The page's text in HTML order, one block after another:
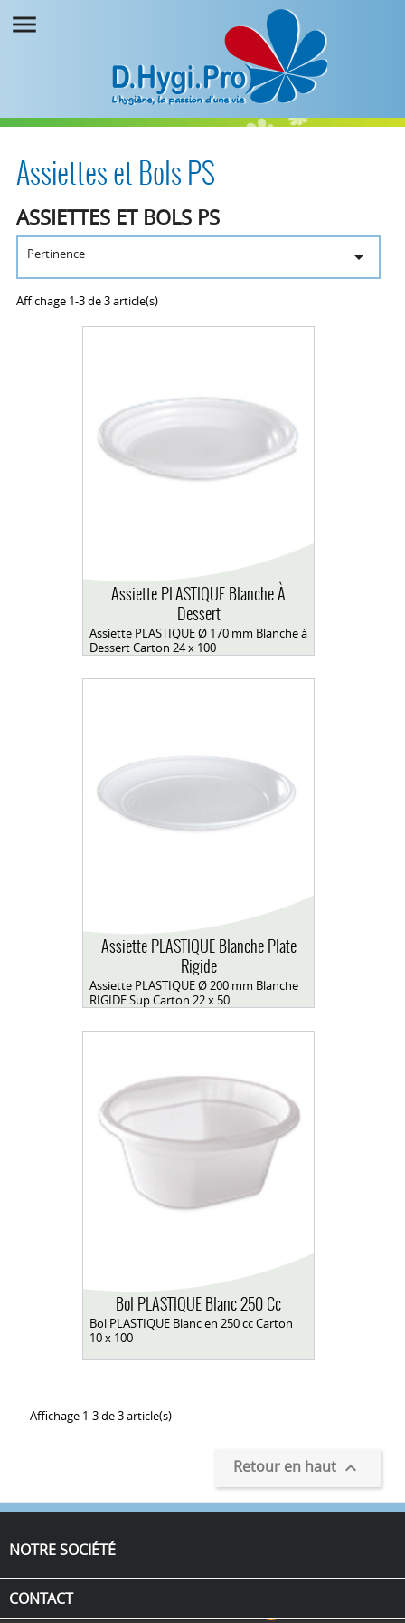

Assiettes et Bols PS
ASSIETTES ET BOLS PS
Pertinence 
Affichage 1-3 de 3 article(s)
Assiette PLASTIQUE Blanche À
Dessert
Assiette PLASTIQUE Ø 170 mm Blanche à
Dessert Carton 24 x 100
Assiette PLASTIQUE Blanche Plate
Rigide
Assiette PLASTIQUE Ø 200 mm Blanche
RIGIDE Sup Carton 22 x 50
Bol PLASTIQUE Blanc 250 Cc
Bol PLASTIQUE Blanc en 250 cc Carton
10 x 100
Affichage 1-3 de 3 article(s)
Retour en haut 
NOTRE SOCIÉTÉ
CONTACT